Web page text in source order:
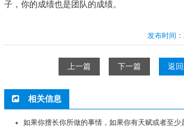
子，你的成绩也是团队的成绩。
发布时间：
上一篇 下一篇 返
相关信息
如果你擅长你所做的事情，如果你有天赋或者至少